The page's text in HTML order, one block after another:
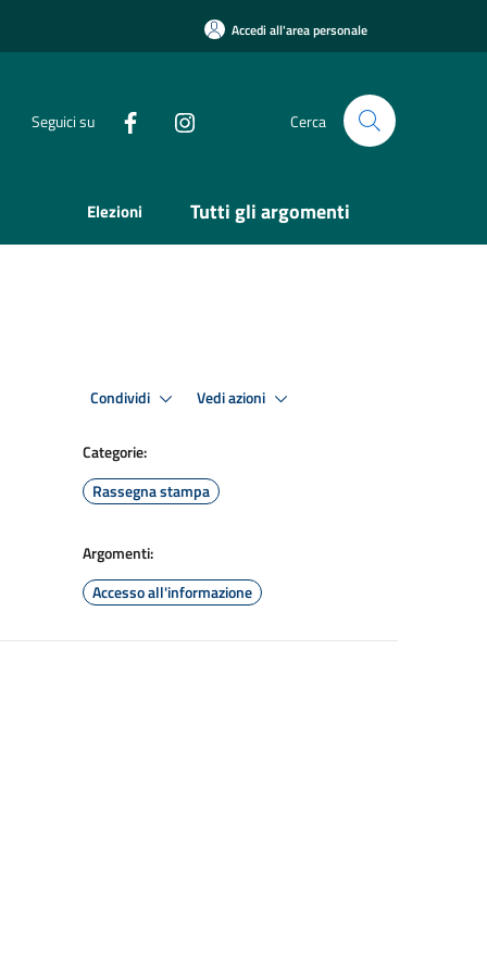
Accedi all'area personale
Seguici su Cerca
Elezioni Tutti gli argomenti
Condividi Vedi azioni
Categorie:
Rassegna stampa
Argomenti:
Accesso all'informazione